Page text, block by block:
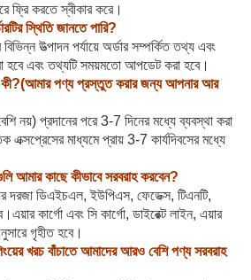
ফ্রি করতে স্বীকার করে।
স্থিতি জানতে পারি?
উত্পাদন পর্যায়ে অর্ডার সম্পর্কিত তথ্য এবং
হবে এবং তথ্যটি সময়মতো আপডেট করা হবে।
কী?(আমার পণ্য প্রস্তুত করার জন্য আপনার আর
নয়) প্রদানের পরে 3-7 দিনের মধ্যে ব্যবস্থা করা
মাধ্যমে প্রায় 3-7 কার্যদিবসের মধ্যে
আমার কাছে কীভাবে সরবরাহ করবেন?
ডিএইচএল, ইউপিএস, ফেডেক্স, টিএনটি,
কার্গো এবং সি কার্গো, ডাইরেক্ট লাইন, এয়ার
গৃহীত হবে।
খরচ বাঁচাতে আমাদের আরও বেশি পণ্য সরবরাহ